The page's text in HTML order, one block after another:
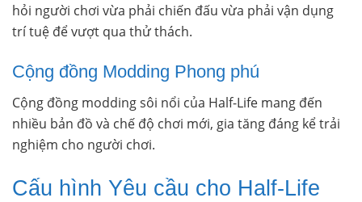
hỏi người chơi vừa phải chiến đấu vừa phải vận dụng
trí tuệ để vượt qua thử thách.
Cộng đồng Modding Phong phú
Cộng đồng modding sôi nổi của Half-Life mang đến
nhiều bản đồ và chế độ chơi mới, gia tăng đáng kể trải
nghiệm cho người chơi.
Cấu hình Yêu cầu cho Half-Life